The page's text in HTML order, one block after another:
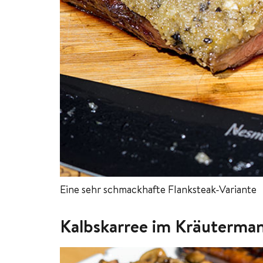
Eine sehr schmackhafte Flanksteak-Variante
Kalbskarree im